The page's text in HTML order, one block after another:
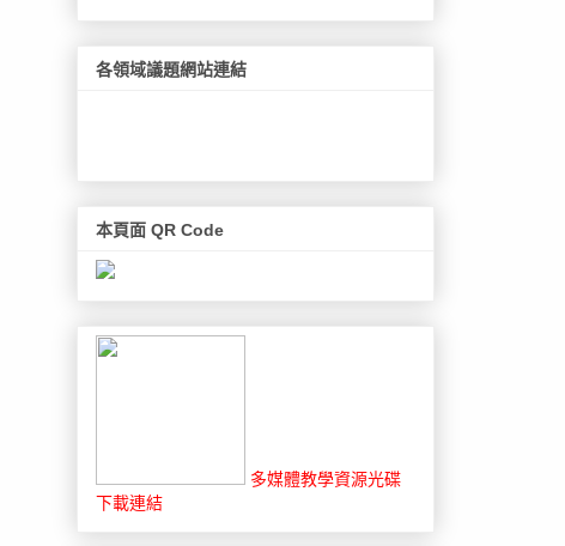
各領域議題網站連結
本頁面 QR Code
多媒體教學資源光碟
下載連結